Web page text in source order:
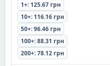
1+: 125.67 грн
10+: 116.16 грн
50+: 96.46 грн
100+: 88.31 грн
200+: 78.12 грн